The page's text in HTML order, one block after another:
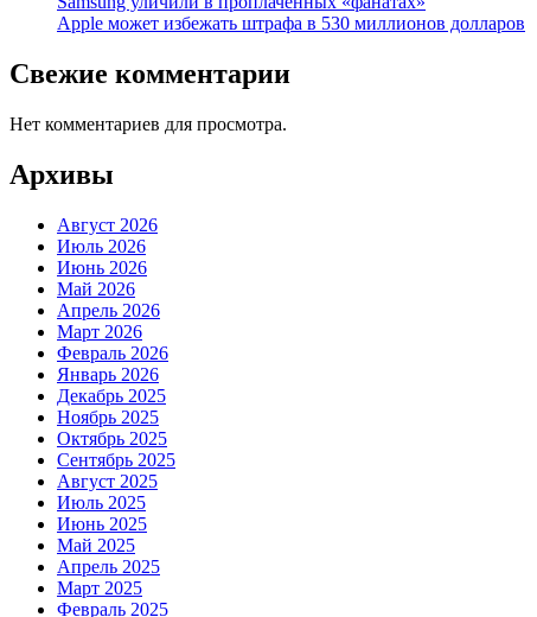
Apple может избежать штрафа в 530 миллионов долларов
Свежие комментарии
Нет комментариев для просмотра.
Архивы
Август 2026
Июль 2026
Июнь 2026
Май 2026
Апрель 2026
Март 2026
Февраль 2026
Январь 2026
Декабрь 2025
Ноябрь 2025
Октябрь 2025
Сентябрь 2025
Август 2025
Июль 2025
Июнь 2025
Май 2025
Апрель 2025
Март 2025
Февраль 2025